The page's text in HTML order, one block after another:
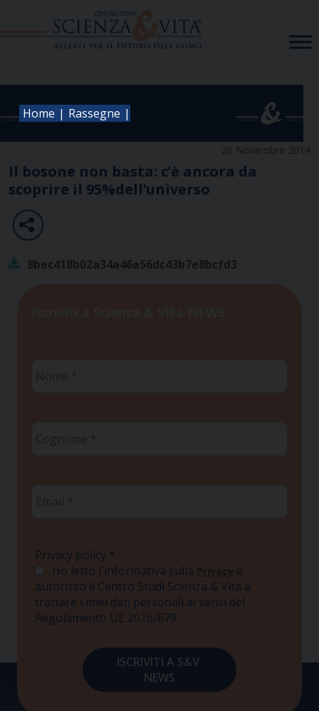
Home | Rassegne |
26 Novembre 2014
Il bosone non basta: c’è ancora da
scoprire il 95%dell’universo
8bec418b02a34a46a56dc43b7e8bcfd3
Privacy policy *
Ho letto l'informativa sulla Privacy e
autorizzo il Centro Studi Scienza & Vita a
trattare i miei dati personali ai sensi del
Regolamento UE 2016/679